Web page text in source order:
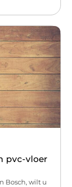
pvc-vloer
Bosch, wilt u